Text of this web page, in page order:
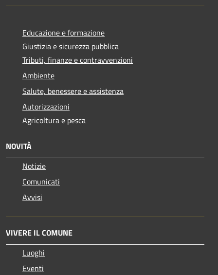
Educazione e formazione
Giustizia e sicurezza pubblica
Tributi, finanze e contravvenzioni
Ambiente
Salute, benessere e assistenza
Autorizzazioni
Agricoltura e pesca
NOVITÀ
Notizie
Comunicati
Avvisi
VIVERE IL COMUNE
Luoghi
Eventi